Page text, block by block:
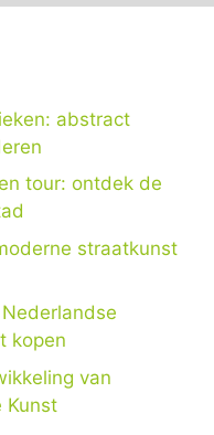
abstract
tour: ontdek de
straatkunst
kopen
van
Kunst